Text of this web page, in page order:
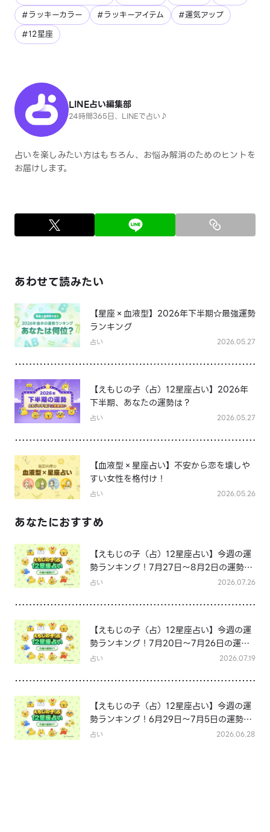
#ラッキーカラー
#ラッキーアイテム
#運気アップ
#12星座
LINE占い編集部
24時間365日、LINEで占い♪
占いを楽しみたい方はもちろん、お悩み解消のためのヒントを
お届けします。
あわせて読みたい
【星座×血液型】2026年下半期☆最強運勢
ランキング
占い 2026.05.27
【えもじの子（占）12星座占い】2026年
下半期、あなたの運勢は？
占い 2026.05.27
【血液型×星座占い】不安から恋を壊しや
すい女性を格付け！
占い 2026.05.26
あなたにおすすめ
【えもじの子（占）12星座占い】今週の運
勢ランキング！7月27日～8月2日の運勢
は？
占い 2026.07.26
【えもじの子（占）12星座占い】今週の運
勢ランキング！7月20日～7月26日の運勢
は？
占い 2026.07.19
【えもじの子（占）12星座占い】今週の運
勢ランキング！6月29日～7月5日の運勢
は？
占い 2026.06.28